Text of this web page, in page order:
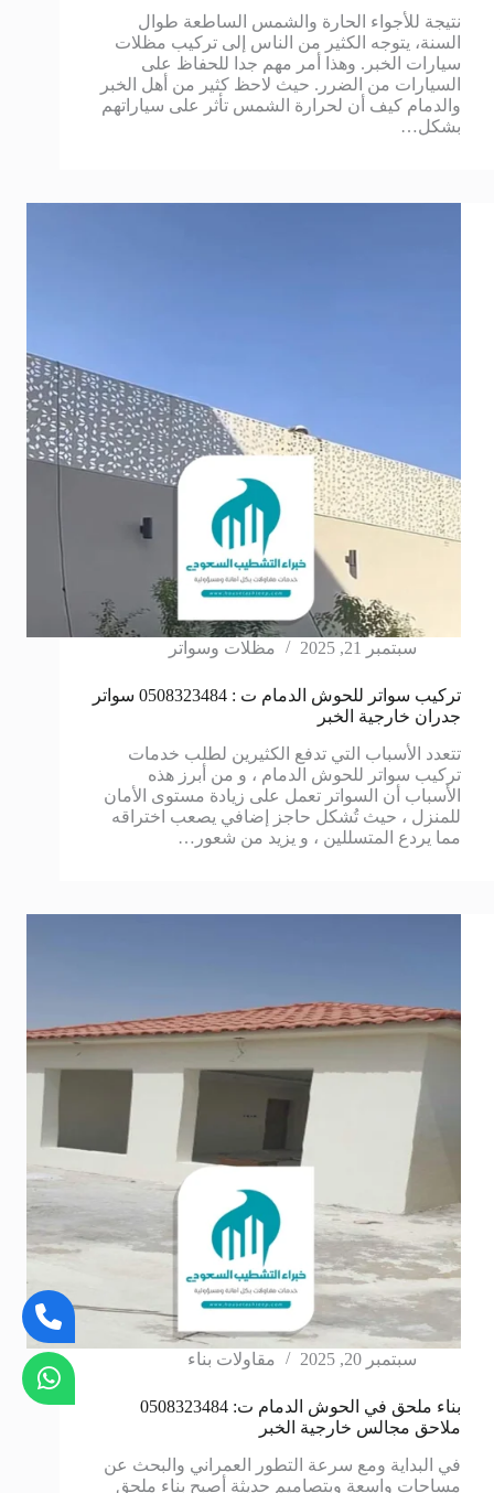
نتيجة للأجواء الحارة والشمس الساطعة طوال
السنة، يتوجه الكثير من الناس إلى تركيب مظلات
سيارات الخبر. وهذا أمر مهم جدا للحفاظ على
السيارات من الضرر. حيث لاحظ كثير من أهل الخبر
والدمام كيف أن لحرارة الشمس تأثر على سياراتهم
بشكل…
سبتمبر 21, 2025 مظلات وسواتر
تركيب سواتر للحوش الدمام ت : 0508323484 سواتر
جدران خارجية الخبر
تتعدد الأسباب التي تدفع الكثيرين لطلب خدمات
تركيب سواتر للحوش الدمام ، و من أبرز هذه
الأسباب أن السواتر تعمل على زيادة مستوى الأمان
للمنزل ، حيث تُشكل حاجز إضافي يصعب اختراقه
مما يردع المتسللين ، و يزيد من شعور…
سبتمبر 20, 2025 مقاولات بناء
بناء ملحق في الحوش الدمام ت: 0508323484
ملاحق مجالس خارجية الخبر
في البداية ومع سرعة التطور العمراني والبحث عن
مساحات واسعة وبتصاميم حديثة أصبح بناء ملحق